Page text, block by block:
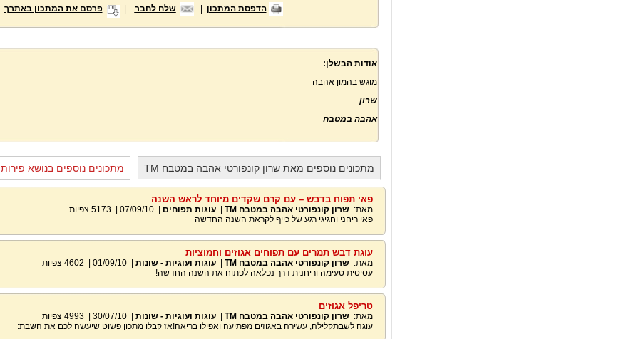
הדפסת המתכון שלח לחבר פרסם את המתכון באתרך
אודות הבשלן:
מוגש בהמון אהבה
שרון
אהבה במטבח
מתכונים נוספים מאת שרון קונפורטי אהבה במטבח TM מתכונים נוספים בנושא פירות
פאי תפוח בדבש – עם קרם שקדים מיוחד לראש השנה
מאת: שרון קונפורטי אהבה במטבח TM |עוגות תפוחים |
07/09/10
|
5173 צפיות
פאי ריחני וחגיגי רגע של כייף לקראת השנה החדשה
עוגת דבש תמרים עם תפוחים אגוזים וחמוציות
מאת: שרון קונפורטי אהבה במטבח TM |עוגות ועוגיות - שונות |
01/09/10
4602 צפיות
עסיסית טעימה וריחנית דרך נפלאה לפתוח את השנה החדשה!
טריפל אגוזים
מאת: שרון קונפורטי אהבה במטבח TM |עוגות ועוגיות - שונות |
30/07/10
|
4993 צפיות
עוגה לשבתקלילה, עשירה באגוזים מפתיעה ואפילו בריאה!אז קבלו מתכון פשוט שיעשה לכם את השבת: